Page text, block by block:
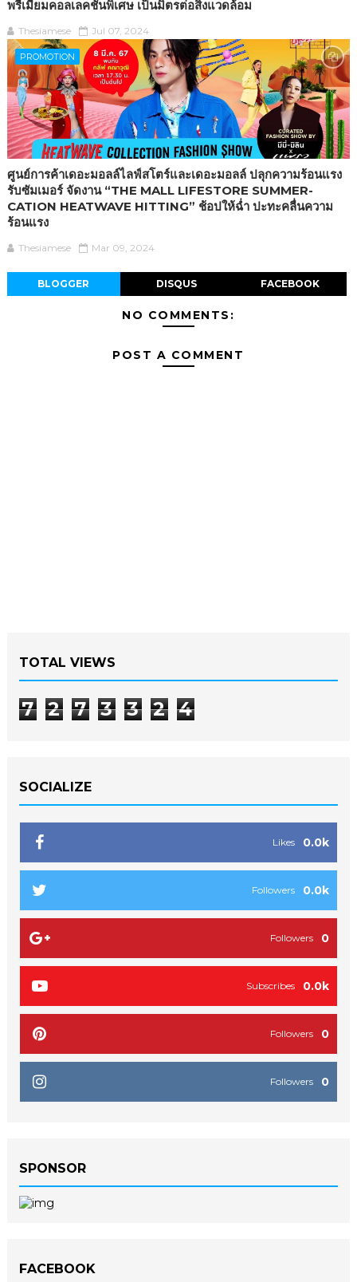
พรีเมียมคอลเลคชันพิเศษ เป็นมิตรต่อสิ่งแวดล้อม
Thesiamese Jul 07, 2024
PROMOTION
ศูนย์การค้าเดอะมอลล์ไลฟ์สโตร์และเดอะมอลล์ ปลุกความร้อนแรง
รับซัมเมอร์ จัดงาน “THE MALL LIFESTORE SUMMER-
CATION HEATWAVE HITTING” ช้อปให้ฉ่ำ ปะทะคลื่นความ
ร้อนแรง
Thesiamese Mar 09, 2024
BLOGGER DISQUS FACEBOOK
NO COMMENTS:
POST A COMMENT
TOTAL VIEWS
7 2 7 3 3 2 4
SOCIALIZE
0.0k
Likes
0.0k
Followers
0
Followers
0.0k
Subscribes
0
Followers
0
Followers
SPONSOR
FACEBOOK